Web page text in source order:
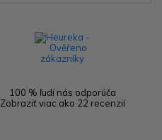
100 % ľudí nás odporúča
Zobraziť viac ako 22 recenzií